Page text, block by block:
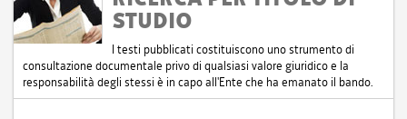
STUDIO
I testi pubblicati costituiscono uno strumento di
consultazione documentale privo di qualsiasi valore giuridico e la
responsabilità degli stessi è in capo all'Ente che ha emanato il bando.